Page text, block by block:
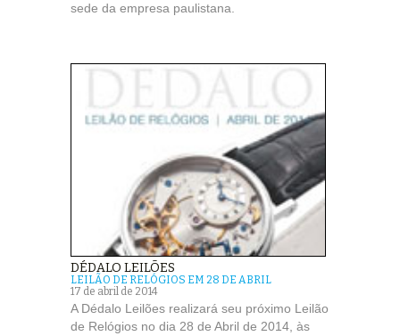
sede da empresa paulistana.
DÉDALO LEILÕES
LEILÃO DE RELÓGIOS EM 28 DE ABRIL
17 de abril de 2014
A Dédalo Leilões realizará seu próximo Leilão
de Relógios no dia 28 de Abril de 2014, às